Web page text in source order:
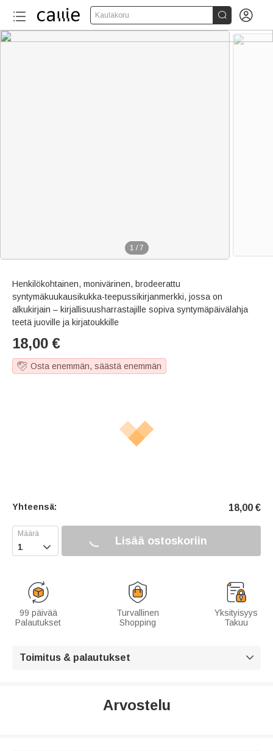
Kaulakoru  
1 / 7
Henkilökohtainen, monivärinen, brodeerattu
syntymäkuukausikukka-teepussikirjanmerkki, jossa on
alkukirjain – kirjallisuusharrastajille sopiva syntymäpäivälahja
teetä juoville ja kirjatoukkille
18,00 €
Osta enemmän, säästä enemmän
Yhteensä: 18,00 €
 Lisää ostoskoriin
99 päivää
Palautukset
Turvallinen
Shopping
Yksityisyys
Takuu
Toimitus & palautukset 
Arvostelu